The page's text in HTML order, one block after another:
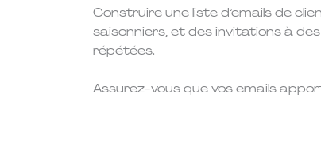
Construire une liste d’emails de
saisonniers, et des invitations à
répétées.
Assurez-vous que vos emails